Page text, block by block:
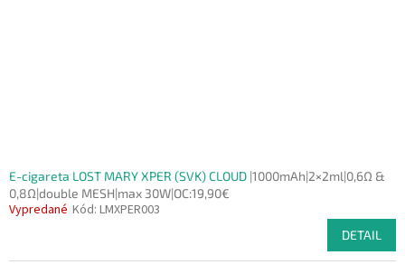
E-cigareta LOST MARY XPER (SVK) CLOUD |1000mAh|2×2ml|0,6Ω &
0,8Ω|double MESH|max 30W|OC:19,90€
Vypredané Kód: LMXPER003
DETAIL